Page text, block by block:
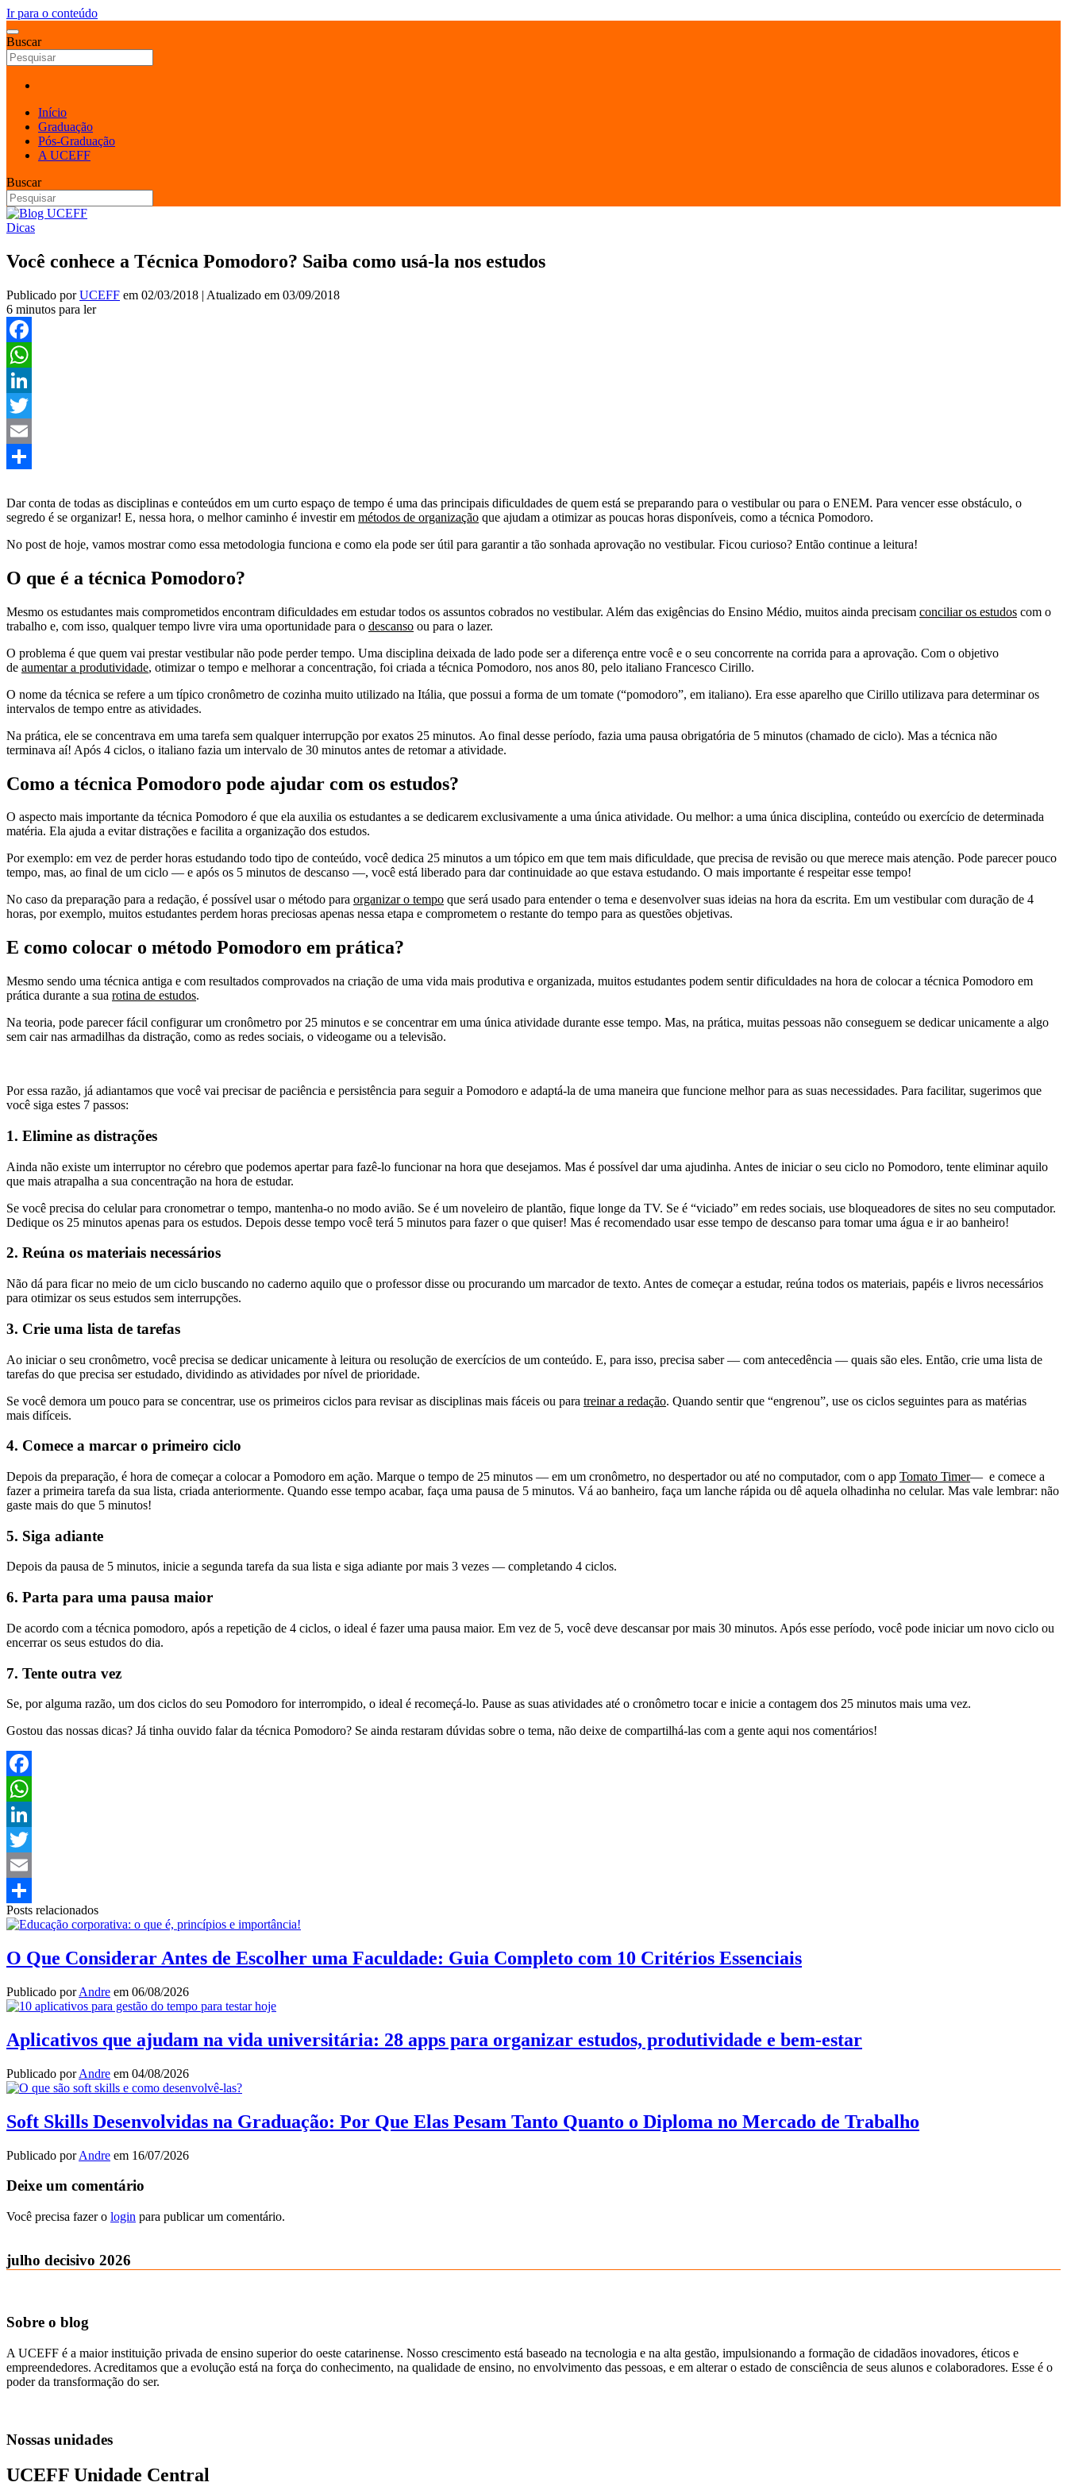
Ir para o conteúdo
Buscar
Início
Graduação
Pós-Graduação
A UCEFF
Buscar
Dicas
Você conhece a Técnica Pomodoro? Saiba como usá-la nos estudos
Publicado porUCEFF em 02/03/2018 | Atualizado em 03/09/2018
6 minutos para ler
Facebook
WhatsApp
LinkedIn
Twitter
Email
Dar conta de todas as disciplinas e conteúdos em um curto espaço de tempo é uma das principais dificuldades de quem está se preparando para o vestibular ou para o ENEM. Para vencer esse obstáculo, o
segredo é se organizar! E, nessa hora, o melhor caminho é investir em métodos de organização que ajudam a otimizar as poucas horas disponíveis, como a técnica Pomodoro.
No post de hoje, vamos mostrar como essa metodologia funciona e como ela pode ser útil para garantir a tão sonhada aprovação no vestibular. Ficou curioso? Então continue a leitura!
O que é a técnica Pomodoro?
Mesmo os estudantes mais comprometidos encontram dificuldades em estudar todos os assuntos cobrados no vestibular. Além das exigências do Ensino Médio, muitos ainda precisam conciliar os estudos com o
trabalho e, com isso, qualquer tempo livre vira uma oportunidade para o descanso ou para o lazer.
O problema é que quem vai prestar vestibular não pode perder tempo. Uma disciplina deixada de lado pode ser a diferença entre você e o seu concorrente na corrida para a aprovação. Com o objetivo
de aumentar a produtividade, otimizar o tempo e melhorar a concentração, foi criada a técnica Pomodoro, nos anos 80, pelo italiano Francesco Cirillo.
O nome da técnica se refere a um típico cronômetro de cozinha muito utilizado na Itália, que possui a forma de um tomate (“pomodoro”, em italiano). Era esse aparelho que Cirillo utilizava para determinar os
intervalos de tempo entre as atividades.
Na prática, ele se concentrava em uma tarefa sem qualquer interrupção por exatos 25 minutos. Ao final desse período, fazia uma pausa obrigatória de 5 minutos (chamado de ciclo). Mas a técnica não
terminava aí! Após 4 ciclos, o italiano fazia um intervalo de 30 minutos antes de retomar a atividade.
Como a técnica Pomodoro pode ajudar com os estudos?
O aspecto mais importante da técnica Pomodoro é que ela auxilia os estudantes a se dedicarem exclusivamente a uma única atividade. Ou melhor: a uma única disciplina, conteúdo ou exercício de determinada
matéria. Ela ajuda a evitar distrações e facilita a organização dos estudos.
Por exemplo: em vez de perder horas estudando todo tipo de conteúdo, você dedica 25 minutos a um tópico em que tem mais dificuldade, que precisa de revisão ou que merece mais atenção. Pode parecer pouco
tempo, mas, ao final de um ciclo — e após os 5 minutos de descanso —, você está liberado para dar continuidade ao que estava estudando. O mais importante é respeitar esse tempo!
No caso da preparação para a redação, é possível usar o método para organizar o tempo que será usado para entender o tema e desenvolver suas ideias na hora da escrita. Em um vestibular com duração de 4
horas, por exemplo, muitos estudantes perdem horas preciosas apenas nessa etapa e comprometem o restante do tempo para as questões objetivas.
E como colocar o método Pomodoro em prática?
Mesmo sendo uma técnica antiga e com resultados comprovados na criação de uma vida mais produtiva e organizada, muitos estudantes podem sentir dificuldades na hora de colocar a técnica Pomodoro em
prática durante a sua rotina de estudos.
Na teoria, pode parecer fácil configurar um cronômetro por 25 minutos e se concentrar em uma única atividade durante esse tempo. Mas, na prática, muitas pessoas não conseguem se dedicar unicamente a algo
sem cair nas armadilhas da distração, como as redes sociais, o videogame ou a televisão.
Por essa razão, já adiantamos que você vai precisar de paciência e persistência para seguir a Pomodoro e adaptá-la de uma maneira que funcione melhor para as suas necessidades. Para facilitar, sugerimos que
você siga estes 7 passos:
1. Elimine as distrações
Ainda não existe um interruptor no cérebro que podemos apertar para fazê-lo funcionar na hora que desejamos. Mas é possível dar uma ajudinha. Antes de iniciar o seu ciclo no Pomodoro, tente eliminar aquilo
que mais atrapalha a sua concentração na hora de estudar.
Se você precisa do celular para cronometrar o tempo, mantenha-o no modo avião. Se é um noveleiro de plantão, fique longe da TV. Se é “viciado” em redes sociais, use bloqueadores de sites no seu computador.
Dedique os 25 minutos apenas para os estudos. Depois desse tempo você terá 5 minutos para fazer o que quiser! Mas é recomendado usar esse tempo de descanso para tomar uma água e ir ao banheiro!
2. Reúna os materiais necessários
Não dá para ficar no meio de um ciclo buscando no caderno aquilo que o professor disse ou procurando um marcador de texto. Antes de começar a estudar, reúna todos os materiais, papéis e livros necessários
para otimizar os seus estudos sem interrupções.
3. Crie uma lista de tarefas
Ao iniciar o seu cronômetro, você precisa se dedicar unicamente à leitura ou resolução de exercícios de um conteúdo. E, para isso, precisa saber — com antecedência — quais são eles. Então, crie uma lista de
tarefas do que precisa ser estudado, dividindo as atividades por nível de prioridade.
Se você demora um pouco para se concentrar, use os primeiros ciclos para revisar as disciplinas mais fáceis ou para treinar a redação. Quando sentir que “engrenou”, use os ciclos seguintes para as matérias
mais difíceis.
4. Comece a marcar o primeiro ciclo
Depois da preparação, é hora de começar a colocar a Pomodoro em ação. Marque o tempo de 25 minutos — em um cronômetro, no despertador ou até no computador, com o app Tomato Timer— e comece a
fazer a primeira tarefa da sua lista, criada anteriormente. Quando esse tempo acabar, faça uma pausa de 5 minutos. Vá ao banheiro, faça um lanche rápida ou dê aquela olhadinha no celular. Mas vale lembrar: não
gaste mais do que 5 minutos!
5. Siga adiante
Depois da pausa de 5 minutos, inicie a segunda tarefa da sua lista e siga adiante por mais 3 vezes — completando 4 ciclos.
6. Parta para uma pausa maior
De acordo com a técnica pomodoro, após a repetição de 4 ciclos, o ideal é fazer uma pausa maior. Em vez de 5, você deve descansar por mais 30 minutos. Após esse período, você pode iniciar um novo ciclo ou
encerrar os seus estudos do dia.
7. Tente outra vez
Se, por alguma razão, um dos ciclos do seu Pomodoro for interrompido, o ideal é recomeçá-lo. Pause as suas atividades até o cronômetro tocar e inicie a contagem dos 25 minutos mais uma vez.
Gostou das nossas dicas? Já tinha ouvido falar da técnica Pomodoro? Se ainda restaram dúvidas sobre o tema, não deixe de compartilhá-las com a gente aqui nos comentários!
Facebook
WhatsApp
LinkedIn
Twitter
Email
Share
Posts relacionados
O Que Considerar Antes de Escolher uma Faculdade: Guia Completo com 10 Critérios Essenciais
Publicado porAndre em 06/08/2026
Aplicativos que ajudam na vida universitária: 28 apps para organizar estudos, produtividade e bem-estar
Publicado porAndre em 04/08/2026
Soft Skills Desenvolvidas na Graduação: Por Que Elas Pesam Tanto Quanto o Diploma no Mercado de Trabalho
Publicado porAndre em 16/07/2026
Deixe um comentário
Você precisa fazer o login para publicar um comentário.
julho decisivo 2026
Sobre o blog
A UCEFF é a maior instituição privada de ensino superior do oeste catarinense. Nosso crescimento está baseado na tecnologia e na alta gestão, impulsionando a formação de cidadãos inovadores, éticos e
empreendedores. Acreditamos que a evolução está na força do conhecimento, na qualidade de ensino, no envolvimento das pessoas, e em alterar o estado de consciência de seus alunos e colaboradores. Esse é o
poder da transformação do ser.
Nossas unidades
UCEFF Unidade Central